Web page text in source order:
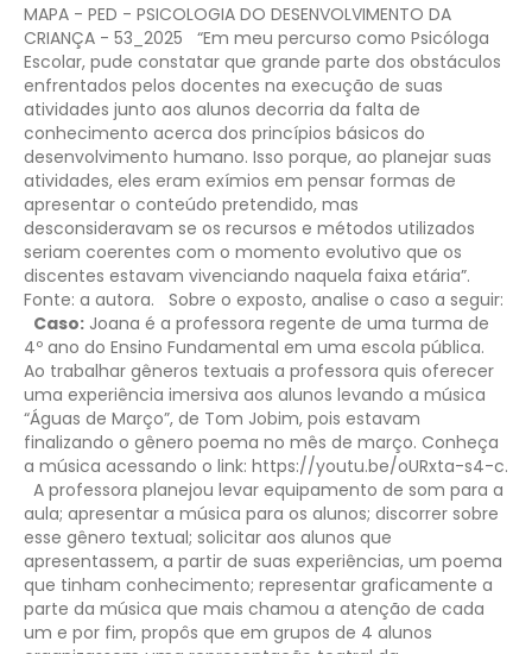
MAPA - PED - PSICOLOGIA DO DESENVOLVIMENTO DA
CRIANÇA - 53_2025
“Em meu percurso como Psicóloga
Escolar, pude constatar que grande parte dos obstáculos
enfrentados pelos docentes na execução de suas
atividades junto aos alunos decorria da falta de
conhecimento acerca dos princípios básicos do
desenvolvimento humano. Isso porque, ao planejar suas
atividades, eles eram exímios em pensar formas de
apresentar o conteúdo pretendido, mas
desconsideravam se os recursos e métodos utilizados
seriam coerentes com o momento evolutivo que os
discentes estavam vivenciando naquela faixa etária”.
Fonte: a autora.
Sobre o exposto, analise o caso a seguir:
Caso: Joana é a professora regente de uma turma de
4º ano do Ensino Fundamental em uma escola pública.
Ao trabalhar gêneros textuais a professora quis oferecer
uma experiência imersiva aos alunos levando a música
“Águas de Março”, de Tom Jobim, pois estavam
finalizando o gênero poema no mês de março. Conheça
a música acessando o link: https://youtu.be/oURxta-s4-c.
A professora planejou levar equipamento de som para a
aula; apresentar a música para os alunos; discorrer sobre
esse gênero textual; solicitar aos alunos que
apresentassem, a partir de suas experiências, um poema
que tinham conhecimento; representar graficamente a
parte da música que mais chamou a atenção de cada
um e por fim, propôs que em grupos de 4 alunos